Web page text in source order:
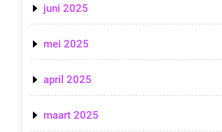
juni 2025
mei 2025
april 2025
maart 2025